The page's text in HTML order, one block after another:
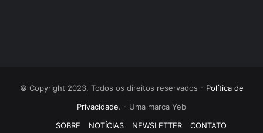
© Copyright 2023, Todos os direitos reservados - Política de
Privacidade. - Uma marca Yeb
SOBRE
NOTÍCIAS NEWSLETTER CONTATO